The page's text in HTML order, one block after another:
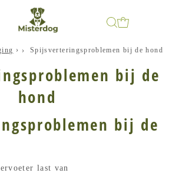
› Spijsverteringsproblemen bij de hond
bij de
hond
bij de
last van